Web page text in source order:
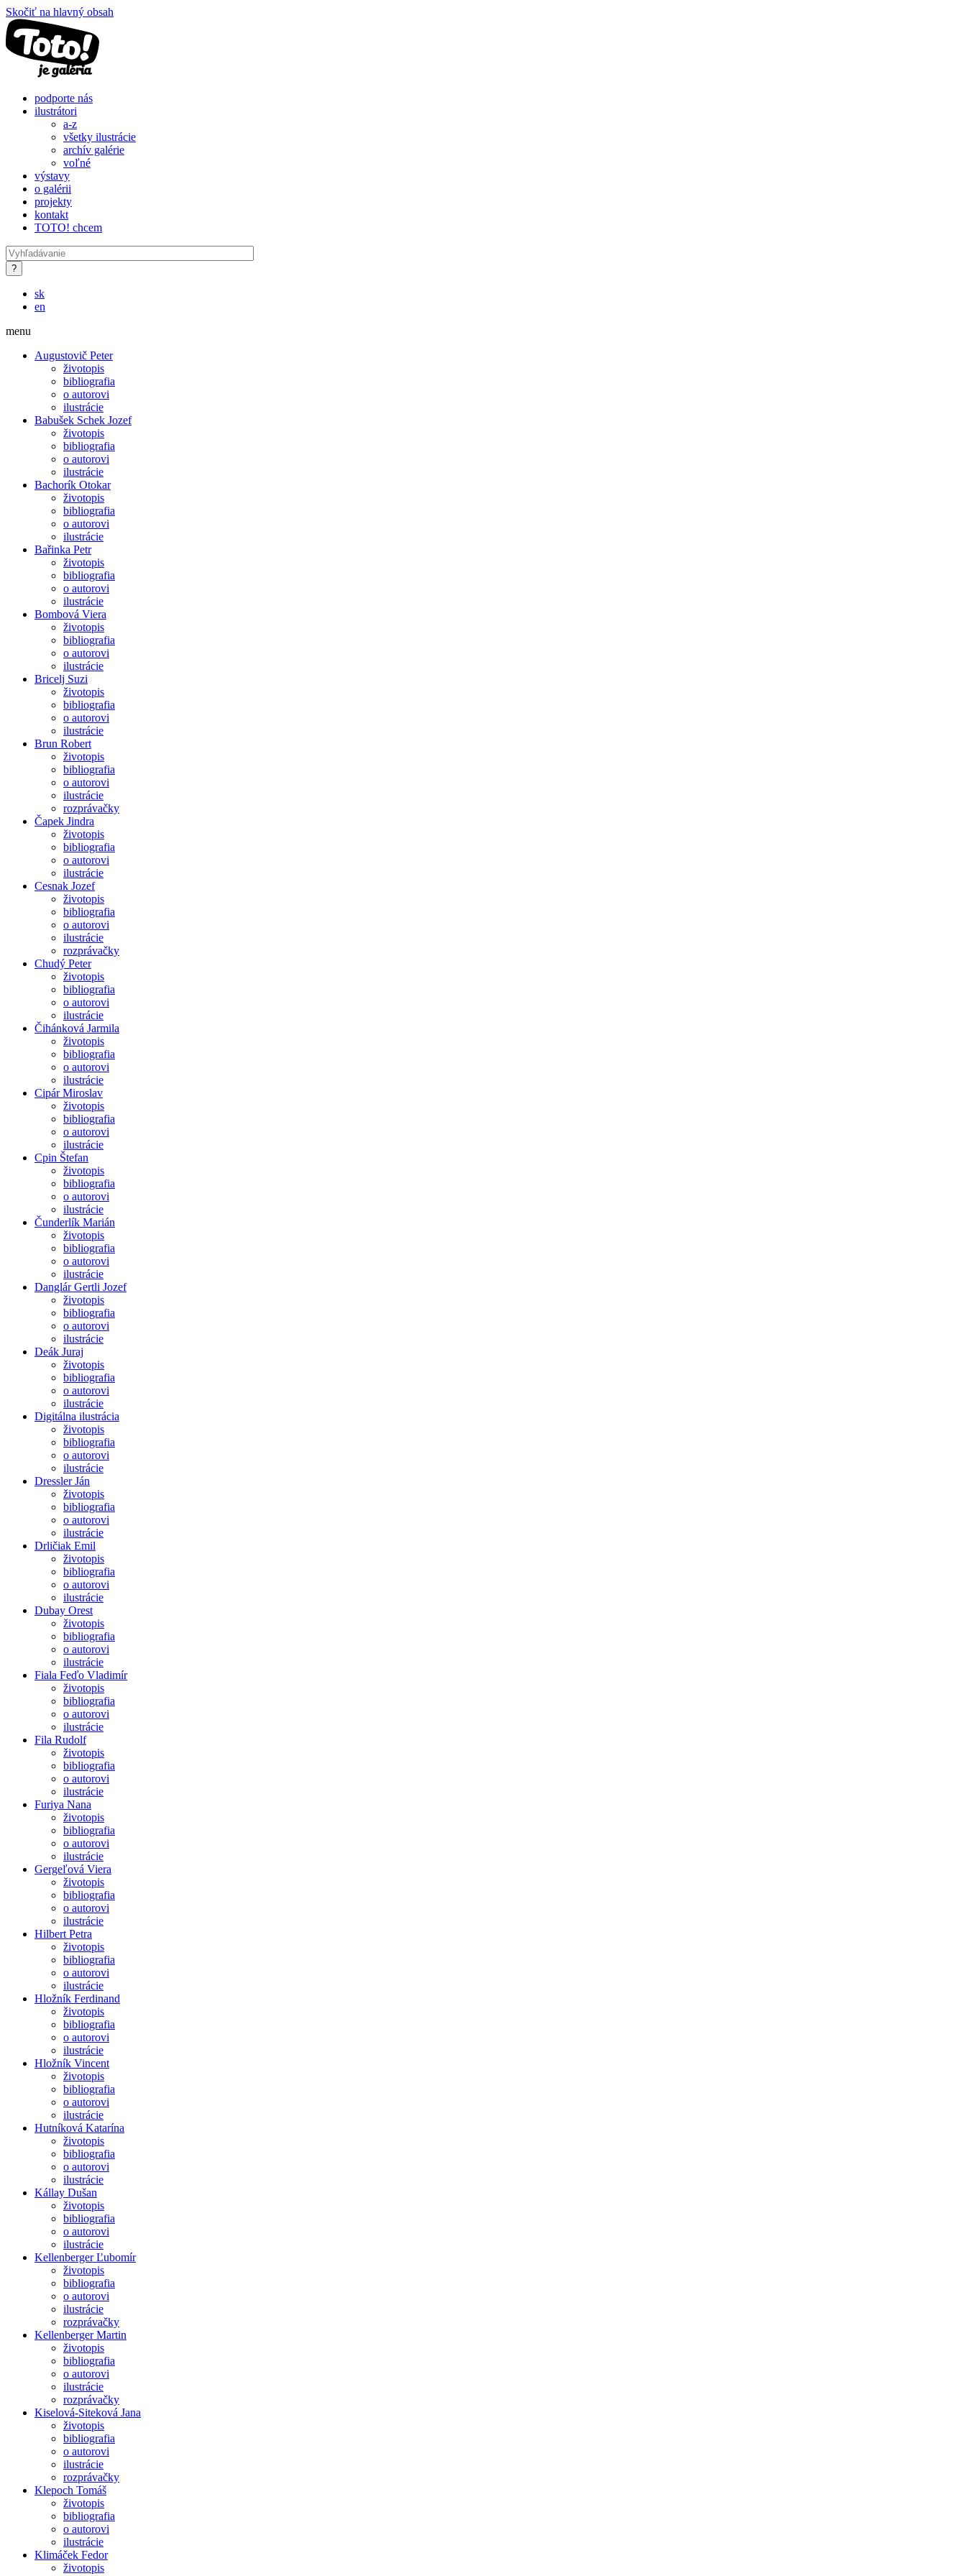
Skočiť na hlavný obsah
podporte nás
ilustrátori
a-z
všetky ilustrácie
archív galérie
voľné
výstavy
o galérii
projekty
kontakt
TOTO! chcem
sk
en
menu
Augustovič Peter
životopis
bibliografia
o autorovi
ilustrácie
Babušek Schek Jozef
životopis
bibliografia
o autorovi
ilustrácie
Bachorík Otokar
životopis
bibliografia
o autorovi
ilustrácie
Bařinka Petr
životopis
bibliografia
o autorovi
ilustrácie
Bombová Viera
životopis
bibliografia
o autorovi
ilustrácie
Bricelj Suzi
životopis
bibliografia
o autorovi
ilustrácie
Brun Robert
životopis
bibliografia
o autorovi
ilustrácie
rozprávačky
Čapek Jindra
životopis
bibliografia
o autorovi
ilustrácie
Cesnak Jozef
životopis
bibliografia
o autorovi
ilustrácie
rozprávačky
Chudý Peter
životopis
bibliografia
o autorovi
ilustrácie
Čihánková Jarmila
životopis
bibliografia
o autorovi
ilustrácie
Cipár Miroslav
životopis
bibliografia
o autorovi
ilustrácie
Cpin Štefan
životopis
bibliografia
o autorovi
ilustrácie
Čunderlík Marián
životopis
bibliografia
o autorovi
ilustrácie
Danglár Gertli Jozef
životopis
bibliografia
o autorovi
ilustrácie
Deák Juraj
životopis
bibliografia
o autorovi
ilustrácie
Digitálna ilustrácia
životopis
bibliografia
o autorovi
ilustrácie
Dressler Ján
životopis
bibliografia
o autorovi
ilustrácie
Drličiak Emil
životopis
bibliografia
o autorovi
ilustrácie
Dubay Orest
životopis
bibliografia
o autorovi
ilustrácie
Fiala Feďo Vladimír
životopis
bibliografia
o autorovi
ilustrácie
Fila Rudolf
životopis
bibliografia
o autorovi
ilustrácie
Furiya Nana
životopis
bibliografia
o autorovi
ilustrácie
Gergeľová Viera
životopis
bibliografia
o autorovi
ilustrácie
Hilbert Petra
životopis
bibliografia
o autorovi
ilustrácie
Hložník Ferdinand
životopis
bibliografia
o autorovi
ilustrácie
Hložník Vincent
životopis
bibliografia
o autorovi
ilustrácie
Hutníková Katarína
životopis
bibliografia
o autorovi
ilustrácie
Kállay Dušan
životopis
bibliografia
o autorovi
ilustrácie
Kellenberger Ľubomír
životopis
bibliografia
o autorovi
ilustrácie
rozprávačky
Kellenberger Martin
životopis
bibliografia
o autorovi
ilustrácie
rozprávačky
Kiselová-Siteková Jana
životopis
bibliografia
o autorovi
ilustrácie
rozprávačky
Klepoch Tomáš
životopis
bibliografia
o autorovi
ilustrácie
Klimáček Fedor
životopis